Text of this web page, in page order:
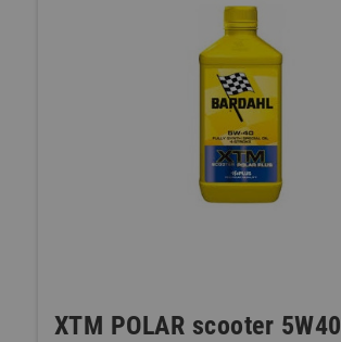
XTM POLAR scooter